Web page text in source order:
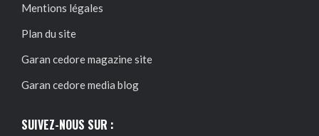
Mentions légales
Plan du site
Garan cedore magazine site
Garan cedore media blog
SUIVEZ-NOUS SUR :